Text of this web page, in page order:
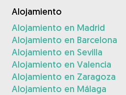
Alojamiento
Alojamiento en Madrid
Alojamiento en Barcelona
Alojamiento en Sevilla
Alojamiento en Valencia
Alojamiento en Zaragoza
Alojamiento en Málaga